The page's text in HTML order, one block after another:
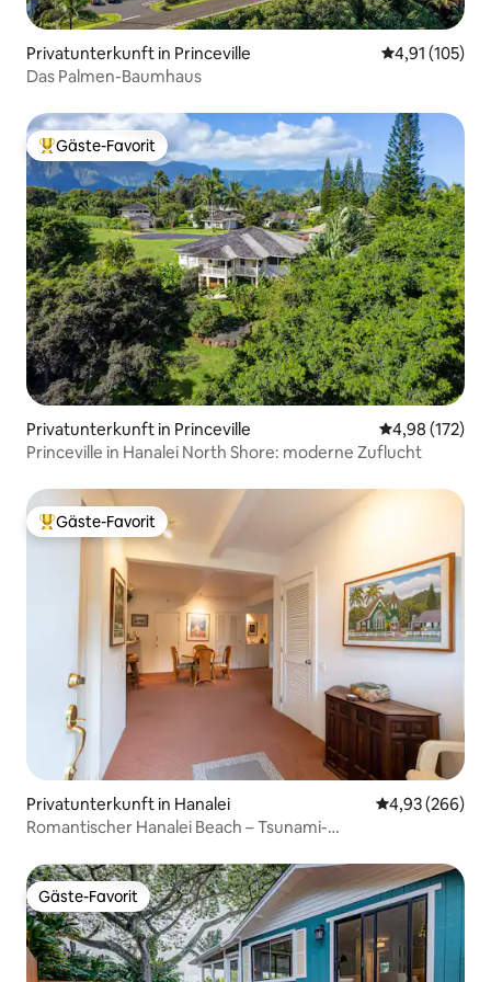
Privatunterkunft in Princeville
4,91 (105)
Das Palmen-Baumhaus
Beliebter Gäste-Favorit.
Gäste-Favorit
Privatunterkunft in Princeville
4,98 (172)
Princeville in Hanalei North Shore: moderne Zuflucht
Beliebter Gäste-Favorit.
Gäste-Favorit
Privatunterkunft in Hanalei
4,93 (266)
Romantischer Hanalei Beach – Tsunami-
Gäste-Favorit
Gäste-Favorit